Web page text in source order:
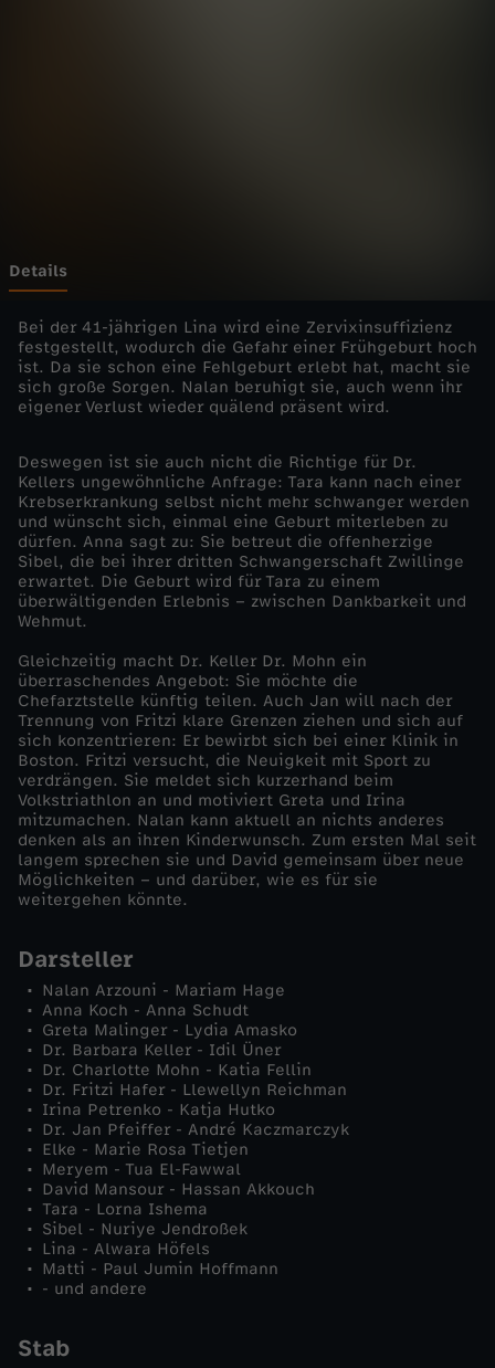
n
z
Details
Bei der 41-jährigen Lina wird eine Zervixinsuffizienz
festgestellt, wodurch die Gefahr einer Frühgeburt hoch
ist. Da sie schon eine Fehlgeburt erlebt hat, macht sie
sich große Sorgen. Nalan beruhigt sie, auch wenn ihr
eigener Verlust wieder quälend präsent wird.
Deswegen ist sie auch nicht die Richtige für Dr.
Kellers ungewöhnliche Anfrage: Tara kann nach einer
Krebserkrankung selbst nicht mehr schwanger werden
und wünscht sich, einmal eine Geburt miterleben zu
dürfen. Anna sagt zu: Sie betreut die offenherzige
Sibel, die bei ihrer dritten Schwangerschaft Zwillinge
erwartet. Die Geburt wird für Tara zu einem
überwältigenden Erlebnis – zwischen Dankbarkeit und
Wehmut.
Gleichzeitig macht Dr. Keller Dr. Mohn ein
überraschendes Angebot: Sie möchte die
Chefarztstelle künftig teilen. Auch Jan will nach der
Trennung von Fritzi klare Grenzen ziehen und sich auf
sich konzentrieren: Er bewirbt sich bei einer Klinik in
Boston. Fritzi versucht, die Neuigkeit mit Sport zu
verdrängen. Sie meldet sich kurzerhand beim
Volkstriathlon an und motiviert Greta und Irina
mitzumachen. Nalan kann aktuell an nichts anderes
denken als an ihren Kinderwunsch. Zum ersten Mal seit
langem sprechen sie und David gemeinsam über neue
Möglichkeiten – und darüber, wie es für sie
weitergehen könnte.
Darsteller
Nalan Arzouni - Mariam Hage
Anna Koch - Anna Schudt
Greta Malinger - Lydia Amasko
Dr. Barbara Keller - Idil Üner
Dr. Charlotte Mohn - Katia Fellin
Dr. Fritzi Hafer - Llewellyn Reichman
Irina Petrenko - Katja Hutko
Dr. Jan Pfeiffer - André Kaczmarczyk
Elke - Marie Rosa Tietjen
Meryem - Tua El-Fawwal
David Mansour - Hassan Akkouch
Tara - Lorna Ishema
Sibel - Nuriye Jendroßek
Lina - Alwara Höfels
Matti - Paul Jumin Hoffmann
- und andere
Stab